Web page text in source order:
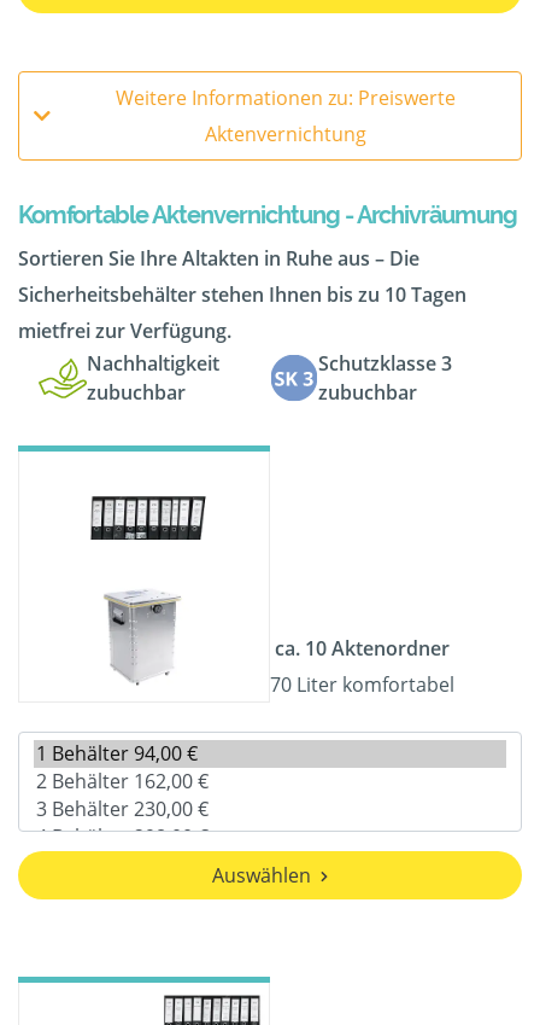
Weitere Informationen zu: Preiswerte
Aktenvernichtung
Komfortable Aktenvernichtung - Archivräumung
Sortieren Sie Ihre Altakten in Ruhe aus – Die
Sicherheitsbehälter stehen Ihnen bis zu 10 Tagen
mietfrei zur Verfügung.
Nachhaltigkeit
zubuchbar
Schutzklasse 3
zubuchbar
ca. 10 Aktenordner
70 Liter komfortabel
Auswählen